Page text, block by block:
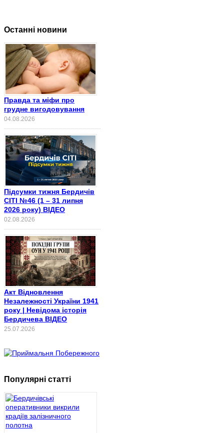
Останні новини
Правда та міфи про
грудне вигодовування
04.08.2026
Підсумки тижня Бердичів
СІТІ №46 (1 – 31 липня
2026 року) ВІДЕО
02.08.2026
Акт Відновлення
Незалежності України 1941
року | Невідома історія
Бердичева ВІДЕО
25.07.2026
Популярні статті